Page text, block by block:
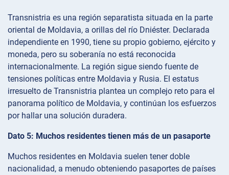
Transnistria es una región separatista situada en la parte
oriental de Moldavia, a orillas del río Dniéster. Declarada
independiente en 1990, tiene su propio gobierno, ejército y
moneda, pero su soberanía no está reconocida
internacionalmente. La región sigue siendo fuente de
tensiones políticas entre Moldavia y Rusia. El estatus
irresuelto de Transnistria plantea un complejo reto para el
panorama político de Moldavia, y continúan los esfuerzos
por hallar una solución duradera.
Dato 5: Muchos residentes tienen más de un pasaporte
Muchos residentes en Moldavia suelen tener doble
nacionalidad, a menudo obteniendo pasaportes de países